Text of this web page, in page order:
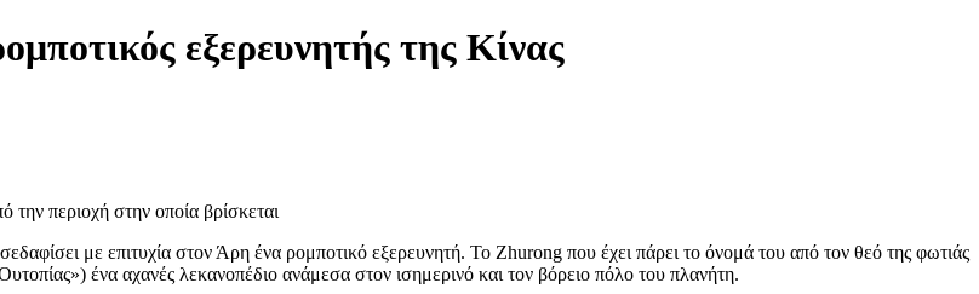
εξερευνητής της Κίνας
περιοχή στην οποία βρίσκεται
με επιτυχία στον Άρη ένα ρομποτικό εξερευνητή. Το Zhurong που έχει πάρει το όνομά του από τον θεό της φωτιάς
ένα αχανές λεκανοπέδιο ανάμεσα στον ισημερινό και τον βόρειο πόλο του πλανήτη.